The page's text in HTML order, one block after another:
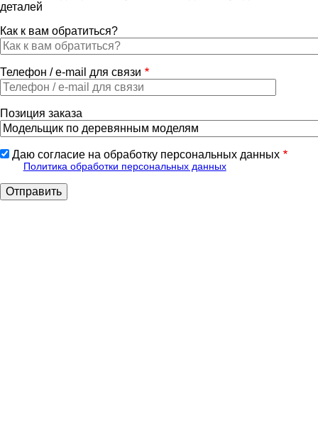
деталей
Как к вам обратиться?
Телефон / e-mail для связи
Позиция заказа
Даю согласие на обработку персональных данных
Политика обработки персональных данных